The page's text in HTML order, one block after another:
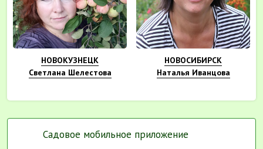
НОВОКУЗНЕЦК
Светлана Шелестова
НОВОСИБИРСК
Наталья Иванцова
Садовое мобильное приложение